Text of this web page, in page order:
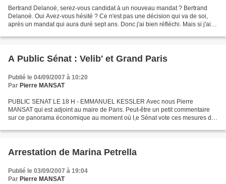
Bertrand Delanoë, serez-vous candidat à un nouveau mandat ? Bertrand
Delanoë. Oui Avez-vous hésité ? Ce n'est pas une décision qui va de soi,
après un mandat qui aura duré sept ans. Donc j'ai bien réfléchi. Mais si j'ai
A Public Sénat : Velib' et Grand Paris
Publié le 04/09/2007 à 10:20
Par Pierre MANSAT
PUBLIC SENAT LE 18 H - EMMANUEL KESSLER Avec nous Pierre
MANSAT qui est adjoint au maire de Paris. Peut-être un petit commentaire
sur ce panorama économique au moment où I,e Sénat vote ces mesures du
Arrestation de Marina Petrella
Publié le 03/09/2007 à 19:04
Par Pierre MANSAT